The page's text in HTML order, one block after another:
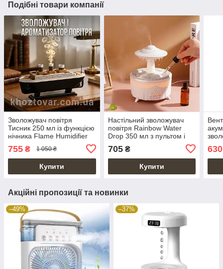
Подібні товари компанії
Зволожувач повітря
Тисник 250 мл із функцією
нічника Flame Humidifier
755 ₴ 1 050 ₴
Купити
Настільний зволожувач
повітря Rainbow Water
Drop 350 мл з пультом і
705₴
Купити
630
Акційні пропозиції та новинки
–49% –37%